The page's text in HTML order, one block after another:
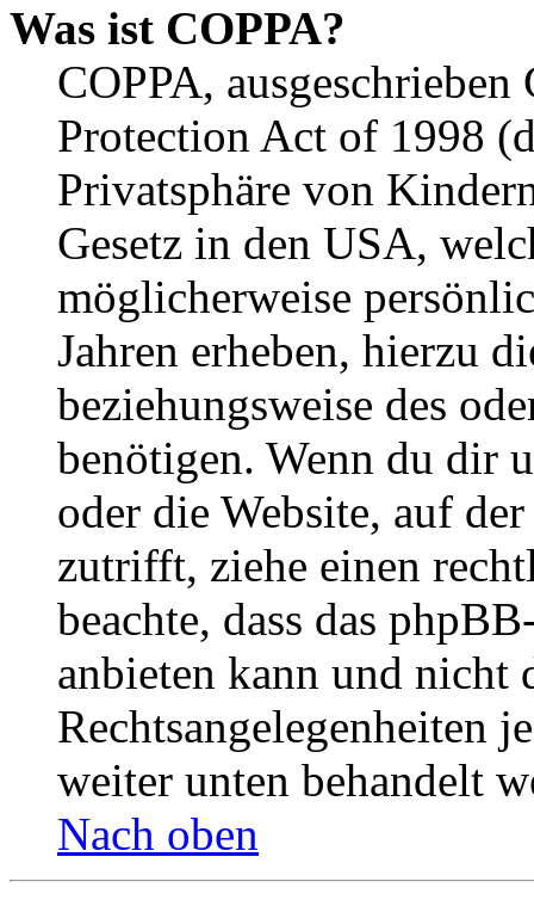
Was ist COPPA?
COPPA,
Protection Act of 1998
Privatsphäre von
Gesetz in den USA,
möglicherweise
Jahren erheben, hierzu
beziehungsweise des
benötigen. Wenn du dir
oder die Website, auf
zutrifft, ziehe einen
beachte, dass das
anbieten kann und nicht
Rechtsangelegenheiten
weiter unten behandelt
Nach oben